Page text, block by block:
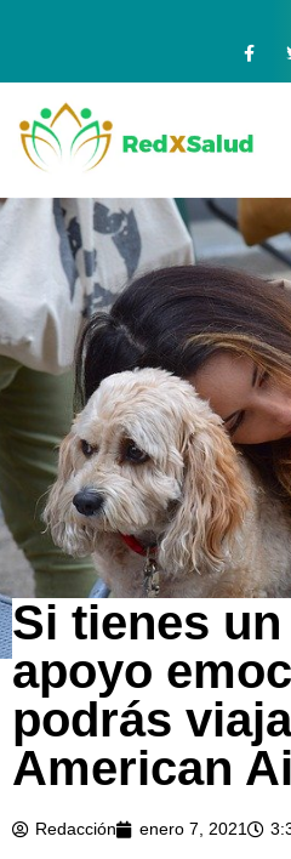
Si tienes
apoyo
podrás
American
Redacción enero 7, 2021